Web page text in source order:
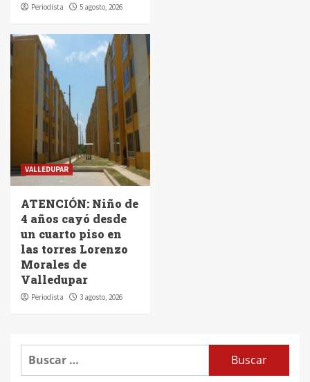
Periodista 5 agosto, 2026
VALLEDUPAR
ATENCIÓN: Niño de
4 años cayó desde
un cuarto piso en
las torres Lorenzo
Morales de
Valledupar
Periodista 3 agosto, 2026
Buscar: